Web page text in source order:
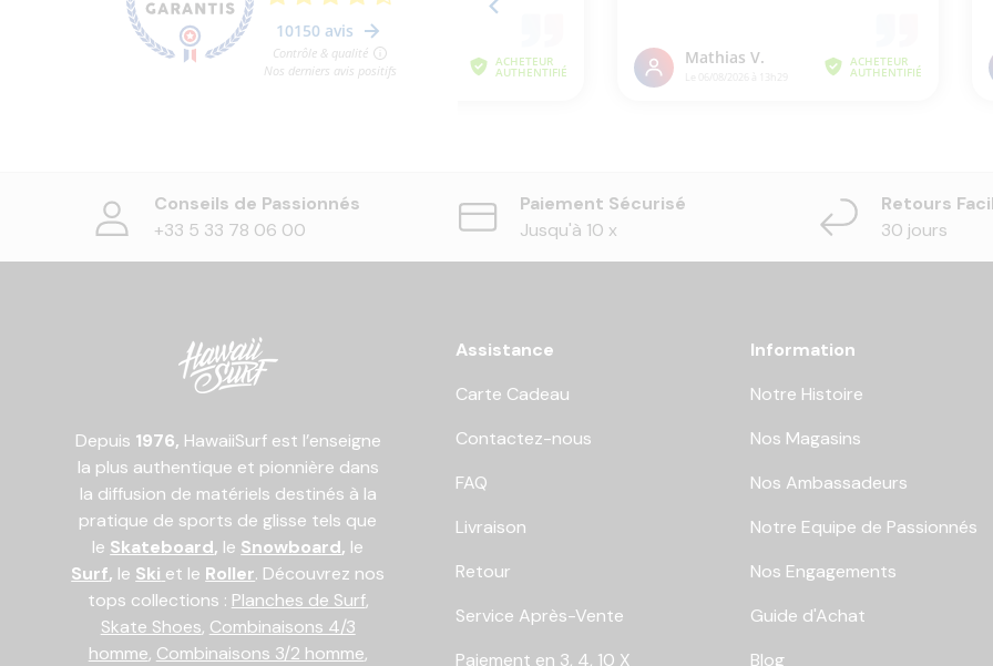
Conseils de Passionnés
+33 5 33 78 06 00
Paiement Sécurisé
Jusqu'à 10 x
Retours
30 jours
Depuis 1976, HawaiiSurf est l’enseigne
la plus authentique et pionnière dans
la diffusion de matériels destinés à la
pratique de sports de glisse tels que
le Skateboard, le Snowboard, le
Surf, le Ski et le Roller. Découvrez nos
tops collections : Planches de Surf,
Skate Shoes, Combinaisons 4/3
homme, Combinaisons 3/2 homme,
Assistance
Carte Cadeau
Contactez-nous
FAQ
Livraison
Retour
Service Après-Vente
Paiement en 3, 4, 10 X
Information
Notre Histoire
Nos Magasins
Nos Ambassadeurs
Notre Equipe de Passionnés
Nos Engagements
Guide d'Achat
Blog